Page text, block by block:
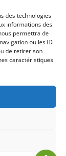
des technologies
informations des
permettra de
ou les ID
de retirer son
caractéristiques
proposé